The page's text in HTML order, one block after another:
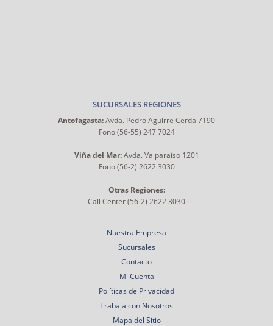
SUCURSALES REGIONES
Antofagasta:Avda. Pedro Aguirre Cerda 7190
Fono (56-55) 247 7024
Viña del Mar:Avda. Valparaíso 1201
Fono (56-2) 2622 3030
Otras Regiones:
Call Center (56-2) 2622 3030
Nuestra Empresa
Sucursales
Contacto
Mi Cuenta
Políticas de Privacidad
Trabaja con Nosotros
Mapa del Sitio